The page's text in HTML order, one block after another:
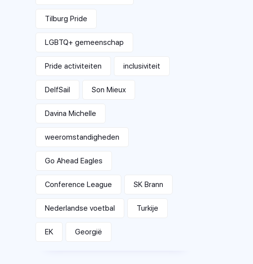
Tilburg Pride
LGBTQ+ gemeenschap
Pride activiteiten inclusiviteit
DelfSail Son Mieux
Davina Michelle
weeromstandigheden
Go Ahead Eagles
Conference League SK Brann
Nederlandse voetbal Turkije
EK Georgië